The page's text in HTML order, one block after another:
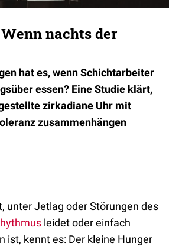
nachts der
hat es, wenn Schichtarbeiter
essen? Eine Studie klärt,
zirkadiane Uhr mit
zusammenhängen
unter Jetlag oder Störungen des
leidet oder einfach
ist, kennt es: Der kleine Hunger